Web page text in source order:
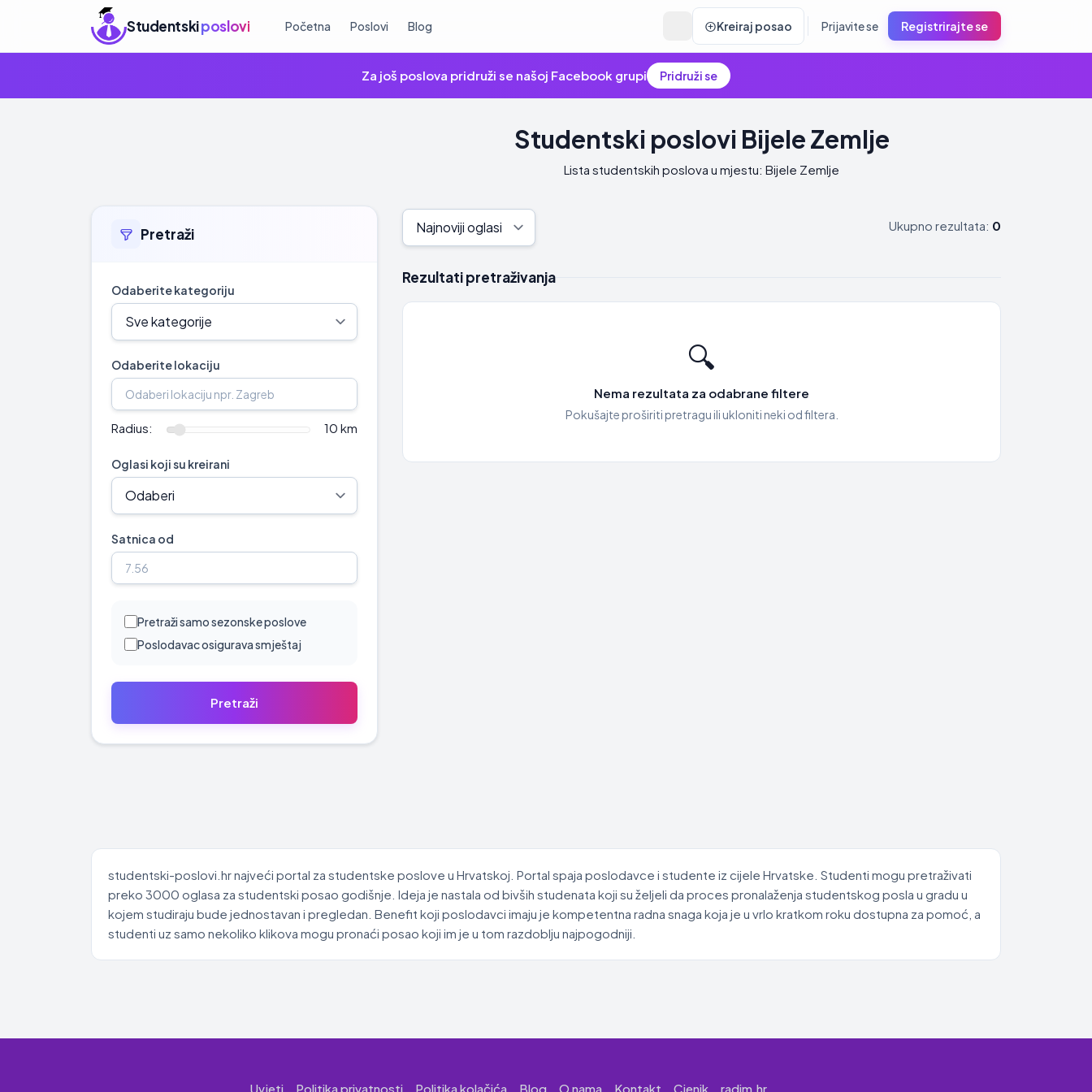
Studentskiposlovi Početna Poslovi Blog Kreiraj posao Prijavite se Registrirajte se
Za još poslova pridruži se našoj Facebook grupi Pridruži se
Studentski poslovi Bijele Zemlje
Lista studentskih poslova u mjestu: Bijele Zemlje
Pretraži
Odaberite kategoriju
Odaberite lokaciju
Radius: 10 km
Oglasi koji su kreirani
Satnica od
Pretraži samo sezonske poslove
Poslodavac osigurava smještaj
Ukupno rezultata: 0
Rezultati pretraživanja
🔍
Nema rezultata za odabrane filtere
Pokušajte proširiti pretragu ili ukloniti neki od filtera.
studentski-poslovi.hr najveći portal za studentske poslove u Hrvatskoj. Portal spaja poslodavce i studente iz cijele Hrvatske. Studenti mogu pretraživati
preko 3000 oglasa za studentski posao godišnje. Ideja je nastala od bivših studenata koji su željeli da proces pronalaženja studentskog posla u gradu u
kojem studiraju bude jednostavan i pregledan. Benefit koji poslodavci imaju je kompetentna radna snaga koja je u vrlo kratkom roku dostupna za pomoć, a
studenti uz samo nekoliko klikova mogu pronaći posao koji im je u tom razdoblju najpogodniji.
Uvjeti Politika privatnosti Politika kolačića Blog O nama Kontakt Cjenik radim.hr